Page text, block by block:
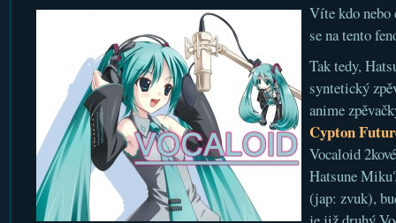
Víte kdo
se na tento
Tak tedy,
syntetický
anime
Cypton
Vocaloid
Hatsune
(jap: zvuk),